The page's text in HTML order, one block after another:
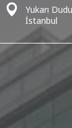
Yukarı
İstanbul